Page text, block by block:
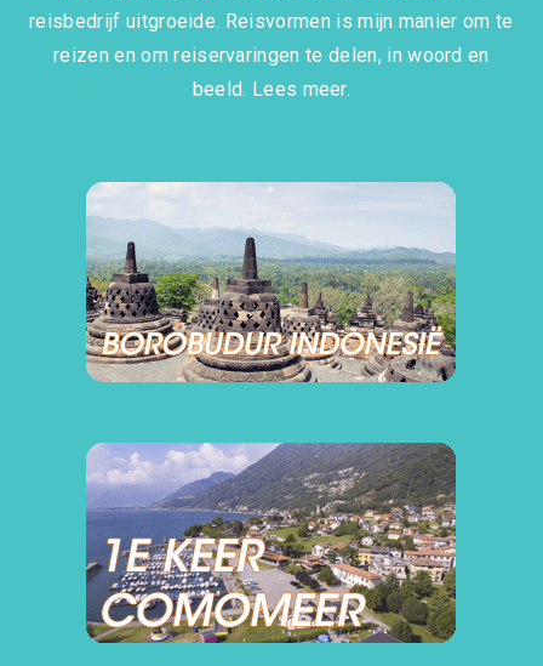
reisbedrijf uitgroeide. Reisvormen is mijn manier om te
reizen en om reiservaringen te delen, in woord en
beeld. Lees meer.